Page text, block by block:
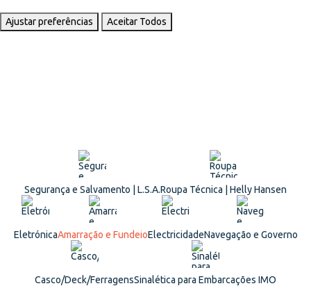
Ajustar preferências Aceitar Todos
Segurança e Salvamento | L.S.A.Roupa Técnica | Helly Hansen
EletrónicaAmarração e FundeioElectricidadeNavegação e Governo
Casco/Deck/FerragensSinalética para Embarcações IMO